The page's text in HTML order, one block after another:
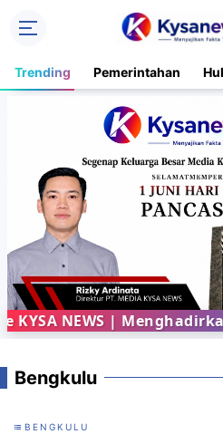
Trending Pemerintahan
NEWS | Menghadirkan
Bengkulu
BENGKULU